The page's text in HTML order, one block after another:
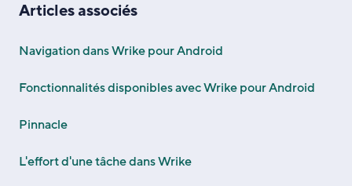
Articles associés
Navigation dans Wrike pour Android
Fonctionnalités disponibles avec Wrike pour Android
Pinnacle
L'effort d'une tâche dans Wrike